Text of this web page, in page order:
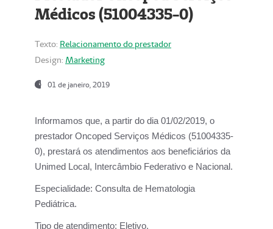
Médicos (51004335-0)
Texto: Relacionamento do prestador
Design: Marketing
01 de janeiro, 2019
Informamos que, a partir do dia 01/02/2019, o
prestador Oncoped Serviços Médicos (51004335-
0), prestará os atendimentos aos beneficiários da
Unimed Local, Intercâmbio Federativo e Nacional.
Especialidade: Consulta de Hematologia
Pediátrica.
Tipo de atendimento: Eletivo.